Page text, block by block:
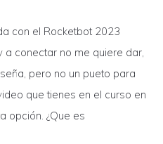
con el Rocketbot 2023
a conectar no me quiere dar,
pero no un pueto para
que tienes en el curso en
opción. ¿Que es